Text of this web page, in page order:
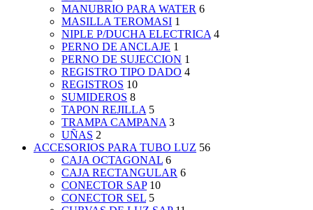
MANUBRIO PARA WATER 6
MASILLA TEROMASI 1
NIPLE P/DUCHA ELECTRICA 4
PERNO DE ANCLAJE 1
PERNO DE SUJECCION 1
REGISTRO TIPO DADO 4
REGISTROS 10
SUMIDEROS 8
TAPON REJILLA 5
TRAMPA CAMPANA 3
UÑAS 2
ACCESORIOS PARA TUBO LUZ 56
CAJA OCTAGONAL 6
CAJA RECTANGULAR 6
CONECTOR SAP 10
CONECTOR SEL 5